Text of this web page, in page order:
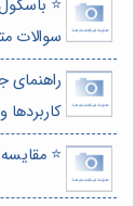
⭐️
سوالات
راهنمای
⭐️